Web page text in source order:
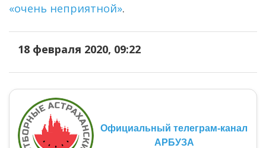
«очень неприятной».
18 февраля 2020, 09:22
Официальный телеграм-канал
АРБУЗА